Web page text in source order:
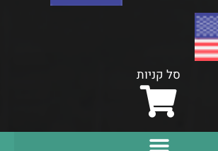
סל קניות